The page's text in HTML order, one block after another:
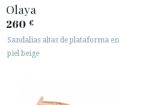
Olaya
260 €
Sandalias altas de plataforma en
piel beige